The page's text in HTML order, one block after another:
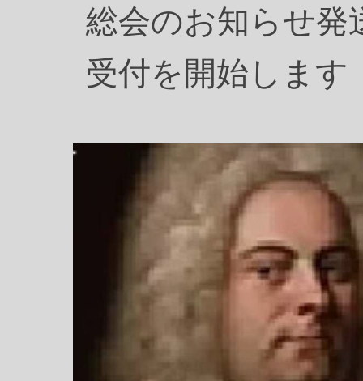
総会のお知らせ発
受付を開始します